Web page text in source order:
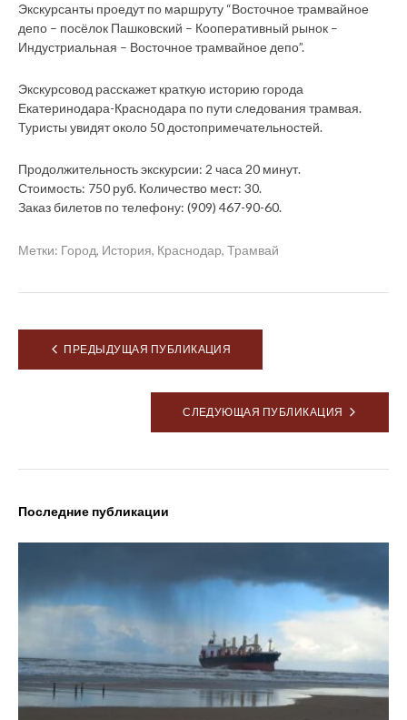
Экскурсанты проедут по маршруту “Восточное трамвайное
депо – посёлок Пашковский – Кооперативный рынок –
Индустриальная – Восточное трамвайное депо”.
Экскурсовод расскажет краткую историю города
Екатеринодара-Краснодара по пути следования трамвая.
Туристы увидят около 50 достопримечательностей.
Продолжительность экскурсии: 2 часа 20 минут.
Стоимость: 750 руб. Количество мест: 30.
Заказ билетов по телефону: (909) 467-90-60.
Метки: Город, История, Краснодар, Трамвай
Навигация
по
ПРЕДЫДУЩАЯ ПУБЛИКАЦИЯ
СЛЕДУЮЩАЯ ПУБЛИКАЦИЯ